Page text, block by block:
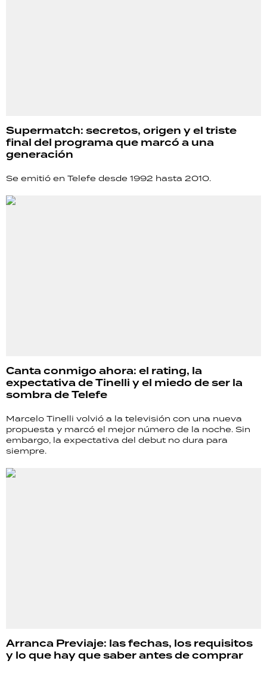
Supermatch: secretos, origen y el triste
final del programa que marcó a una
generación
Se emitió en Telefe desde 1992 hasta 2010.
Canta conmigo ahora: el rating, la
expectativa de Tinelli y el miedo de ser la
sombra de Telefe
Marcelo Tinelli volvió a la televisión con una nueva
propuesta y marcó el mejor número de la noche. Sin
embargo, la expectativa del debut no dura para
siempre.
Arranca Previaje: las fechas, los requisitos
y lo que hay que saber antes de comprar